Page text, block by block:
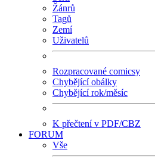
Žánrů
Tagů
Zemí
Uživatelů
Rozpracované comicsy
Chybějící obálky
Chybějící rok/měsíc
K přečtení v PDF/CBZ
FORUM
Vše